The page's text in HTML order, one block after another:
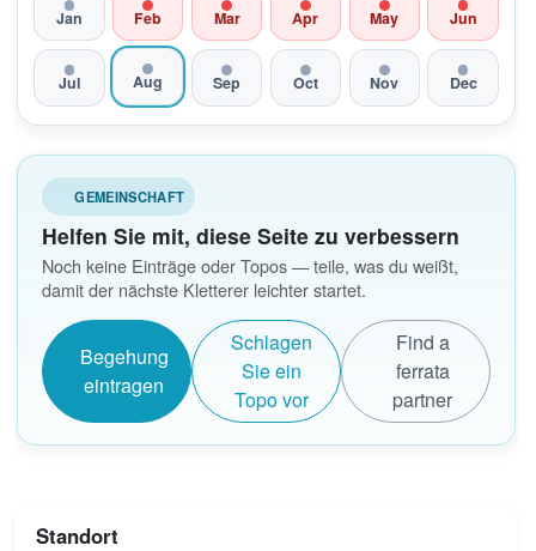
Jan Feb Mar Apr May Jun
Jul Aug Sep Oct Nov Dec
GEMEINSCHAFT
Helfen Sie mit, diese Seite zu verbessern
Noch keine Einträge oder Topos — teile, was du weißt,
damit der nächste Kletterer leichter startet.
Begehung
eintragen
Schlagen
Sie ein
Topo vor
Find a
ferrata
partner
Standort